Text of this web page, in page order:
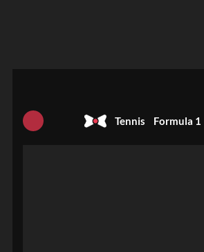
Tennis Formula 1